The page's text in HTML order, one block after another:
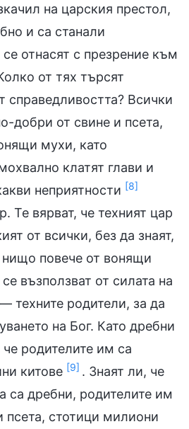
на царския престол,
и са станали
отнасят с презрение към
от тях търсят
справедливостта? Всички
добри от свине и псета,
мухи, като
клатят глави и
неприятности [8]
Те вярват, че техният цар
от всички, без да знаят,
нищо повече от вонящи
възползват от силата на
техните родители, за да
на Бог. Като дребни
родителите им са
китове [9] . Знаят ли, че
са дребни, родителите им
псета, стотици милиони